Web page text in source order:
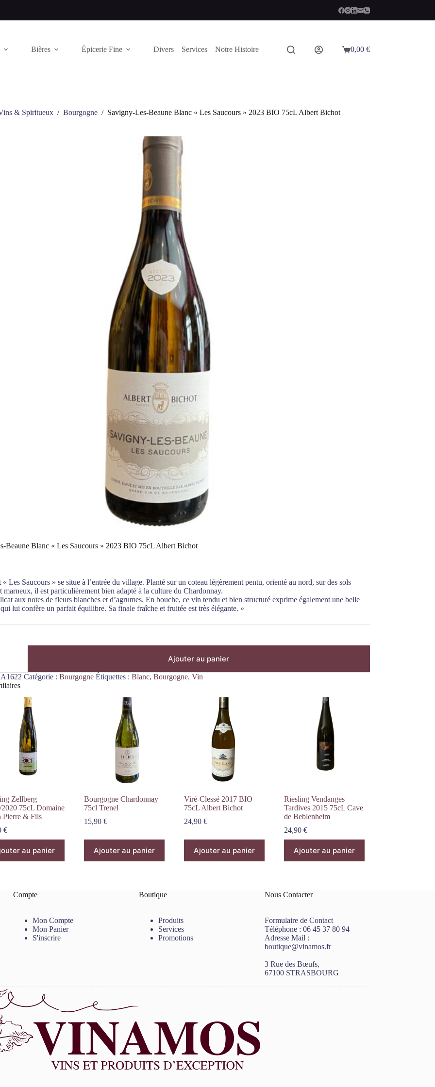
Bières Épicerie Fine Divers Services Notre Histoire
Panier
0,00 €
& Spiritueux / Bourgogne / Savigny-Les-Beaune Blanc « Les Saucours » 2023 BIO 75cL Albert Bichot
Beaune Blanc « Les Saucours » 2023 BIO 75cL Albert Bichot
Les Saucours » se situe à l’entrée du village. Planté sur un coteau légèrement pentu, orienté au nord, sur des sols
marneux, il est particulièrement bien adapté à la culture du Chardonnay.
aux notes de fleurs blanches et d’agrumes. En bouche, ce vin tendu et bien structuré exprime également une belle
lui confère un parfait équilibre. Sa finale fraîche et fruitée est très élégante. »
Ajouter au panier
Catégorie : Bourgogne Étiquettes : Blanc, Bourgogne, Vin
Zellberg
2020 75cL Domaine
Pierre & Fils
€
au panier
Bourgogne Chardonnay
75cl Trenel
15,90€
Ajouter au panier
Viré-Clessé 2017 BIO
75cL Albert Bichot
24,90€
Ajouter au panier
Riesling Vendanges
Tardives 2015 75cL Cave
de Beblenheim
24,90€
Ajouter au panier
Compte
Mon Compte
Mon Panier
S'inscrire
Boutique
Produits
Services
Promotions
Nous Contacter
Formulaire de Contact
Téléphone :06 45 37 80 94
Adresse Mail :
boutique@vinamos.fr
3 Rue des Bœufs,
67100 STRASBOURG